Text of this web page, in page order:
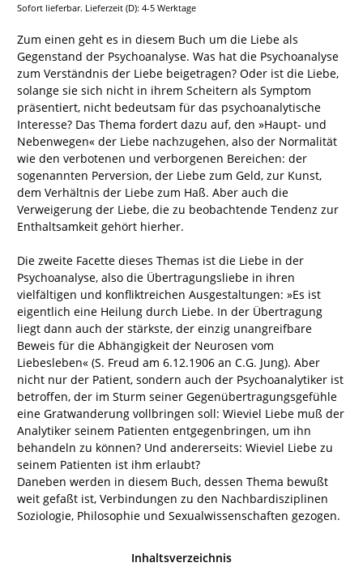
Sofort lieferbar. Lieferzeit (D): 4-5 Werktage
Zum einen geht es in diesem Buch um die Liebe als
Gegenstand der Psychoanalyse. Was hat die Psychoanalyse
zum Verständnis der Liebe beigetragen? Oder ist die Liebe,
solange sie sich nicht in ihrem Scheitern als Symptom
präsentiert, nicht bedeutsam für das psychoanalytische
Interesse? Das Thema fordert dazu auf, den »Haupt- und
Nebenwegen« der Liebe nachzugehen, also der Normalität
wie den verbotenen und verborgenen Bereichen: der
sogenannten Perversion, der Liebe zum Geld, zur Kunst,
dem Verhältnis der Liebe zum Haß. Aber auch die
Verweigerung der Liebe, die zu beobachtende Tendenz zur
Enthaltsamkeit gehört hierher.
Die zweite Facette dieses Themas ist die Liebe in der
Psychoanalyse, also die Übertragungsliebe in ihren
vielfältigen und konfliktreichen Ausgestaltungen: »Es ist
eigentlich eine Heilung durch Liebe. In der Übertragung
liegt dann auch der stärkste, der einzig unangreifbare
Beweis für die Abhängigkeit der Neurosen vom
Liebesleben« (S. Freud am 6.12.1906 an C.G. Jung). Aber
nicht nur der Patient, sondern auch der Psychoanalytiker ist
betroffen, der im Sturm seiner Gegenübertragungsgefühle
eine Gratwanderung vollbringen soll: Wieviel Liebe muß der
Analytiker seinem Patienten entgegenbringen, um ihn
behandeln zu können? Und andererseits: Wieviel Liebe zu
seinem Patienten ist ihm erlaubt?
Daneben werden in diesem Buch, dessen Thema bewußt
weit gefaßt ist, Verbindungen zu den Nachbardisziplinen
Soziologie, Philosophie und Sexualwissenschaften gezogen.
Inhaltsverzeichnis